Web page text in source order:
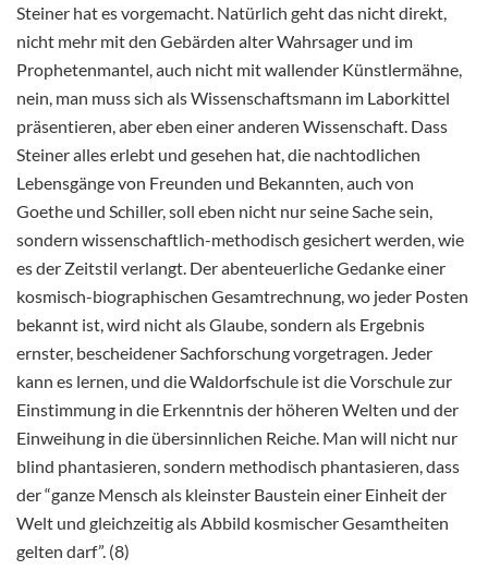
Steiner hat es vorgemacht. Natürlich geht das nicht direkt,
nicht mehr mit den Gebärden alter Wahrsager und im
Prophetenmantel, auch nicht mit wallender Künstlermähne,
nein, man muss sich als Wissenschaftsmann im Laborkittel
präsentieren, aber eben einer anderen Wissenschaft. Dass
Steiner alles erlebt und gesehen hat, die nachtodlichen
Lebensgänge von Freunden und Bekannten, auch von
Goethe und Schiller, soll eben nicht nur seine Sache sein,
sondern wissenschaftlich-methodisch gesichert werden, wie
es der Zeitstil verlangt. Der abenteuerliche Gedanke einer
kosmisch-biographischen Gesamtrechnung, wo jeder Posten
bekannt ist, wird nicht als Glaube, sondern als Ergebnis
ernster, bescheidener Sachforschung vorgetragen. Jeder
kann es lernen, und die Waldorfschule ist die Vorschule zur
Einstimmung in die Erkenntnis der höheren Welten und der
Einweihung in die übersinnlichen Reiche. Man will nicht nur
blind phantasieren, sondern methodisch phantasieren, dass
der “ganze Mensch als kleinster Baustein einer Einheit der
Welt und gleichzeitig als Abbild kosmischer Gesamtheiten
gelten darf”. (8)